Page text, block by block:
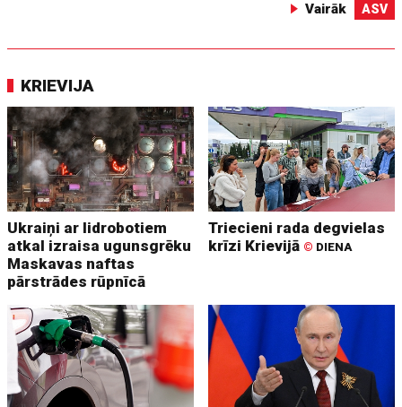
Vairāk ASV
KRIEVIJA
Ukraiņi ar lidrobotiem
atkal izraisa ugunsgrēku
Maskavas naftas
pārstrādes rūpnīcā
Triecieni rada degvielas
krīzi Krievijā © DIENA